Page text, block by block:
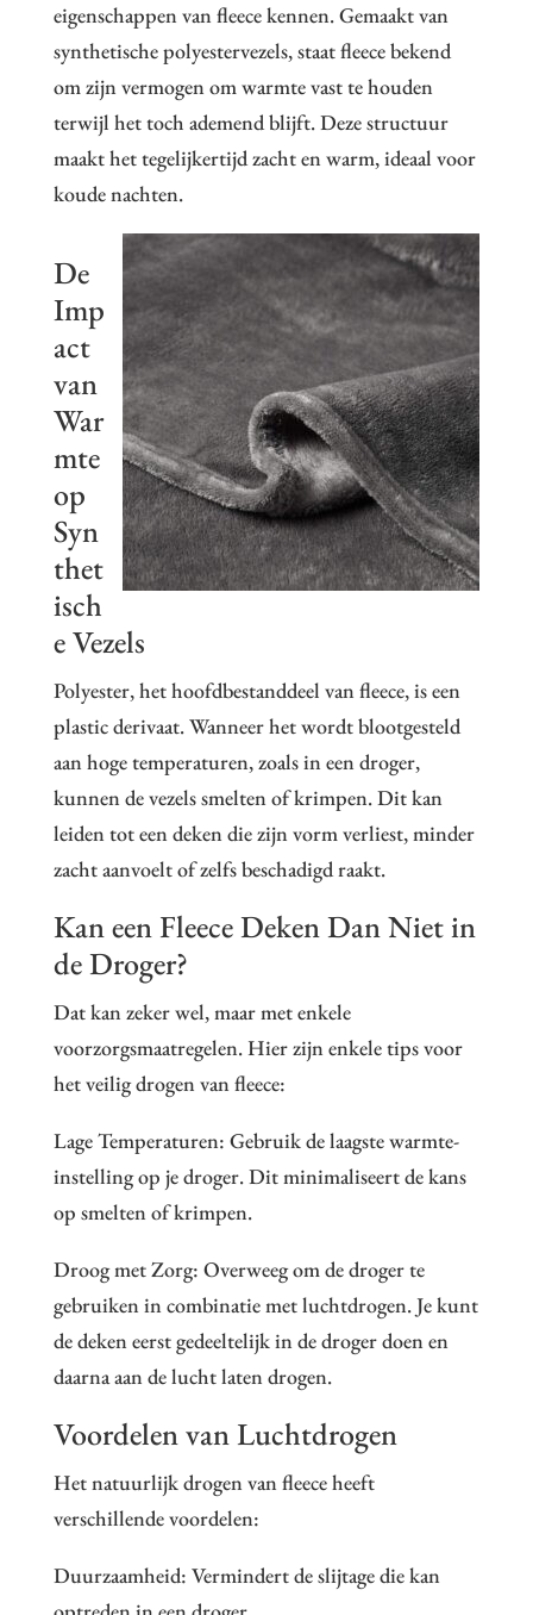
eigenschappen van fleece kennen. Gemaakt van
synthetische polyestervezels, staat fleece bekend
om zijn vermogen om warmte vast te houden
terwijl het toch ademend blijft. Deze structuur
maakt het tegelijkertijd zacht en warm, ideaal voor
koude nachten.
De
Imp
act
van
War
mte
op
Syn
thet
isch
e Vezels
Polyester, het hoofdbestanddeel van fleece, is een
plastic derivaat. Wanneer het wordt blootgesteld
aan hoge temperaturen, zoals in een droger,
kunnen de vezels smelten of krimpen. Dit kan
leiden tot een deken die zijn vorm verliest, minder
zacht aanvoelt of zelfs beschadigd raakt.
Kan een Fleece Deken Dan Niet in
de Droger?
Dat kan zeker wel, maar met enkele
voorzorgsmaatregelen. Hier zijn enkele tips voor
het veilig drogen van fleece:
Lage Temperaturen: Gebruik de laagste warmte-
instelling op je droger. Dit minimaliseert de kans
op smelten of krimpen.
Droog met Zorg: Overweeg om de droger te
gebruiken in combinatie met luchtdrogen. Je kunt
de deken eerst gedeeltelijk in de droger doen en
daarna aan de lucht laten drogen.
Voordelen van Luchtdrogen
Het natuurlijk drogen van fleece heeft
verschillende voordelen:
Duurzaamheid: Vermindert de slijtage die kan